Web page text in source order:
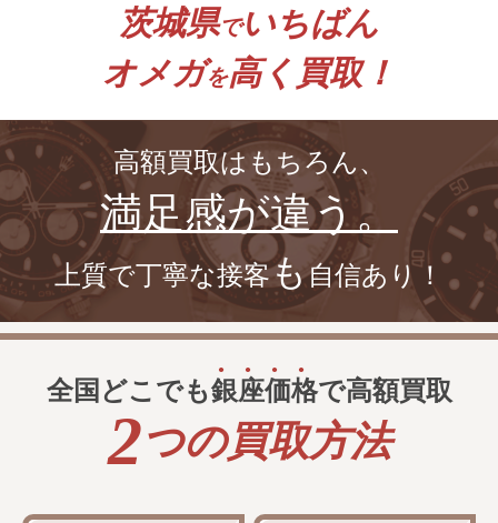
茨城県でいちばん
オメガを高く買取！
高額買取はもちろん、
満足感が違う。
上質で丁寧な接客も自信あり！
全国どこでも銀座価格で高額買取
2つの買取方法